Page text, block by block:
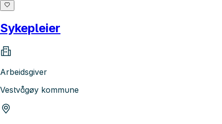
Sykepleier
Arbeidsgiver
Vestvågøy kommune